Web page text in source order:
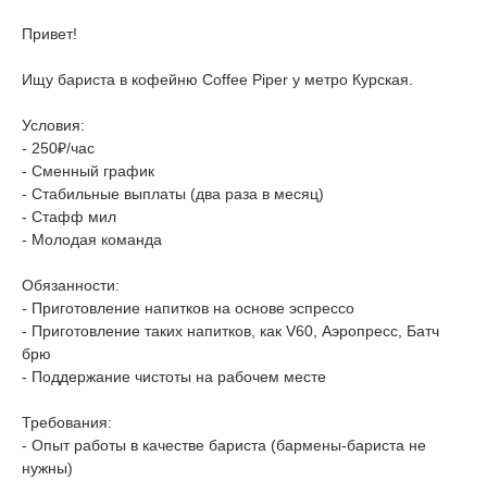
Привет!
Ищу бариста в кофейню Coffee Piper у метро Курская.
Условия:
- 250₽/час
- Сменный график
- Стабильные выплаты (два раза в месяц)
- Стафф мил
- Молодая команда
Обязанности:
- Приготовление напитков на основе эспрессо
- Приготовление таких напитков, как V60, Аэропресс, Батч
брю
- Поддержание чистоты на рабочем месте
Требования:
- Опыт работы в качестве бариста (бармены-бариста не
нужны)